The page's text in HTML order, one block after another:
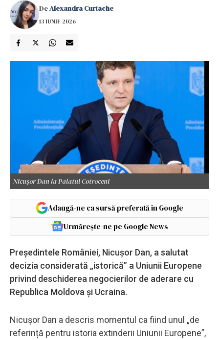
DeAlexandra Curtache
13 IUNIE 2026
Nicușor Dan la Palatul Cotroceni
Adaugă-ne ca sursă preferată în Google
Urmărește-ne pe Google News
Președintele României, Nicușor Dan, a salutat
decizia considerată „istorică” a Uniunii Europene
privind deschiderea negocierilor de aderare cu
Republica Moldova și Ucraina.
Nicușor Dan a descris momentul ca fiind unul „de
referință pentru istoria extinderii Uniunii Europene”,